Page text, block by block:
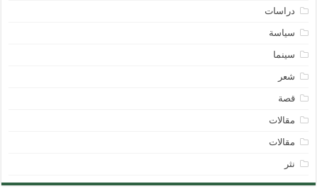
دراسات
سياسة
سينما
شعر
قصة
مقالات
مقالات
نثر